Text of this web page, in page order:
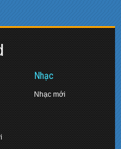
Nhạc
Nhạc mới